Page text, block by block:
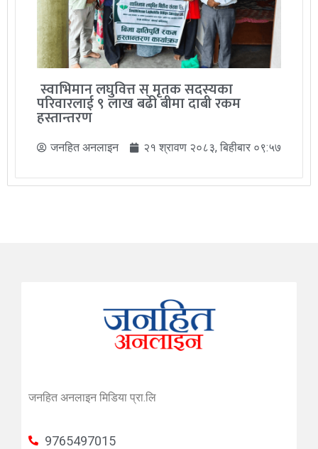
स्वाभिमान लघुवित्त स् मृतक सदस्यका
परिवारलाई ९ लाख बढी बीमा दाबी रकम
हस्तान्तरण
जनहित अनलाइन २१ श्रावण २०८३, बिहीबार ०९:५७
जनहित अनलाइन मिडिया प्रा.लि
9765497015